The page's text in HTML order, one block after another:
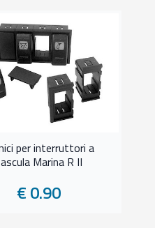
per interruttori a
Marina R II
€ 0.90